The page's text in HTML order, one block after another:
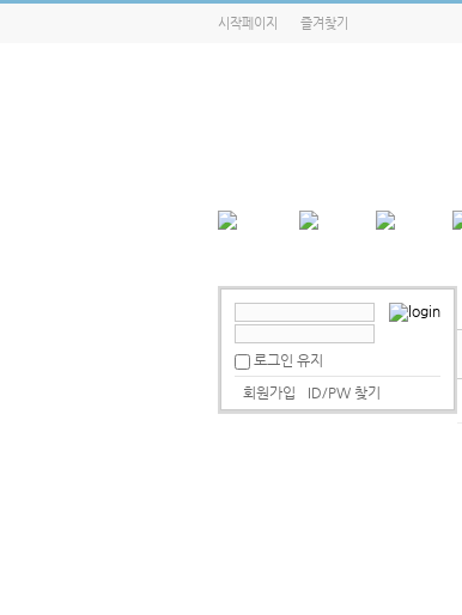
시작페이지 즐겨찾기
로그인 유지
회원가입
ID/PW 찾기